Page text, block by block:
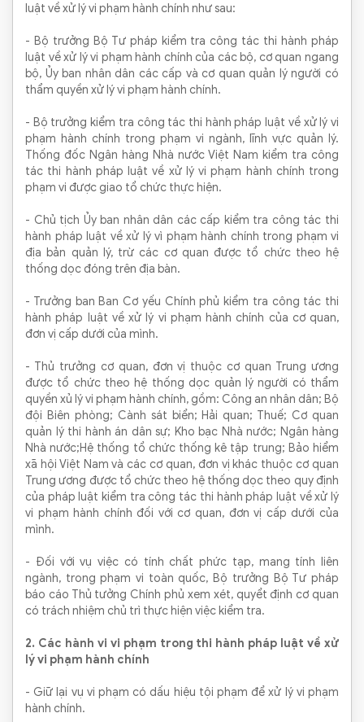
luật về xử lý vi phạm hành chính như sau:
- Bộ trưởng Bộ Tư pháp kiểm tra công tác thi hành pháp
luật về xử lý vi phạm hành chính của các bộ, cơ quan ngang
bộ, Ủy ban nhân dân các cấp và cơ quan quản lý người có
thẩm quyền xử lý vi phạm hành chính.
- Bộ trưởng kiểm tra công tác thi hành pháp luật về xử lý vi
phạm hành chính trong phạm vi ngành, lĩnh vực quản lý.
Thống đốc Ngân hàng Nhà nước Việt Nam kiểm tra công
tác thi hành pháp luật về xử lý vi phạm hành chính trong
phạm vi được giao tổ chức thực hiện.
- Chủ tịch Ủy ban nhân dân các cấp kiểm tra công tác thi
hành pháp luật về xử lý vì phạm hành chính trong phạm vi
địa bản quản lý, trừ các cơ quan được tổ chức theo hệ
thống dọc đóng trên địa bàn.
- Trưởng ban Ban Cơ yếu Chính phủ kiểm tra công tác thi
hành pháp luật về xử lý vi phạm hành chính của cơ quan,
đơn vị cấp dưới của mình.
- Thủ trưởng cơ quan, đơn vị thuộc cơ quan Trung ương
được tổ chức theo hệ thống dọc quản lý người có thẩm
quyền xủ lý vi phạm hành chính, gồm: Công an nhân dân; Bộ
đội Biên phòng; Cành sát biển; Hải quan; Thuế; Cơ quan
quản lý thi hành án dân sự; Kho bạc Nhà nước; Ngân hàng
Nhà nước;Hệ thống tổ chức thống kê tập trung; Bảo hiểm
xã hội Việt Nam và các cơ quan, đơn vị khác thuộc cơ quan
Trung ương được tổ chức theo hệ thống dọc theo quy định
của pháp luật kiểm tra công tác thi hành pháp luật về xử lý
vi phạm hành chính đối với cơ quan, đơn vị cấp dưới của
mình.
- Đối với vụ việc có tính chất phức tạp, mang tính liên
ngành, trong phạm vi toàn quốc, Bộ trưởng Bộ Tư pháp
báo cáo Thủ tưởng Chính phủ xem xét, quyểt định cơ quan
có trách nhiệm chủ trì thực hiện việc kiểm tra.
2. Các hành vi vi phạm trong thi hành pháp luật về xử
lý vi phạm hành chính
- Giữ lại vụ vi phạm có dấu hiệu tội phạm để xử lý vi phạm
hành chính.